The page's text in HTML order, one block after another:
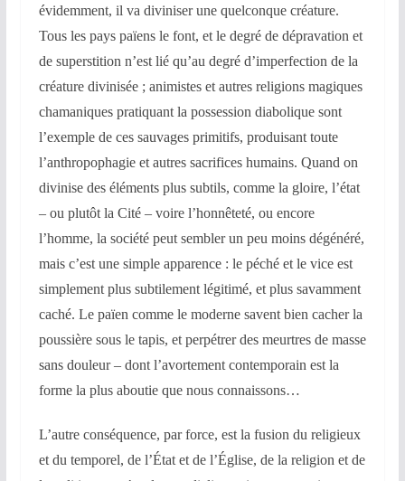
évidemment, il va diviniser une quelconque créature.
Tous les pays païens le font, et le degré de dépravation et
de superstition n’est lié qu’au degré d’imperfection de la
créature divinisée ; animistes et autres religions magiques
chamaniques pratiquant la possession diabolique sont
l’exemple de ces sauvages primitifs, produisant toute
l’anthropophagie et autres sacrifices humains. Quand on
divinise des éléments plus subtils, comme la gloire, l’état
– ou plutôt la Cité – voire l’honnêteté, ou encore
l’homme, la société peut sembler un peu moins dégénéré,
mais c’est une simple apparence : le péché et le vice est
simplement plus subtilement légitimé, et plus savamment
caché. Le païen comme le moderne savent bien cacher la
poussière sous le tapis, et perpétrer des meurtres de masse
sans douleur – dont l’avortement contemporain est la
forme la plus aboutie que nous connaissons…
L’autre conséquence, par force, est la fusion du religieux
et du temporel, de l’État et de l’Église, de la religion et de